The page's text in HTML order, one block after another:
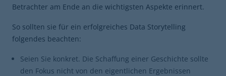
Betrachter am Ende an die wichtigsten Aspekte erinnert.
So sollten sie für ein erfolgreiches Data Storytelling
folgendes beachten:
Seien Sie konkret. Die Schaffung einer Geschichte sollte
den Fokus nicht von den eigentlichen Ergebnissen